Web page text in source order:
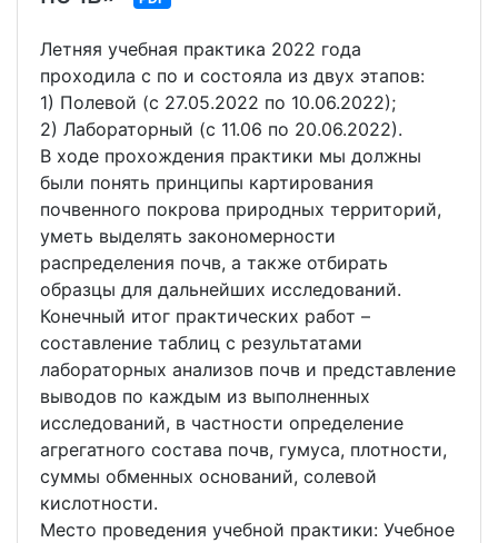
Летняя учебная практика 2022 года
проходила с по и состояла из двух этапов:
1) Полевой (с 27.05.2022 по 10.06.2022);
2) Лабораторный (с 11.06 по 20.06.2022).
В ходе прохождения практики мы должны
были понять принципы картирования
почвенного покрова природных территорий,
уметь выделять закономерности
распределения почв, а также отбирать
образцы для дальнейших исследований.
Конечный итог практических работ –
составление таблиц с результатами
лабораторных анализов почв и представление
выводов по каждым из выполненных
исследований, в частности определение
агрегатного состава почв, гумуса, плотности,
суммы обменных оснований, солевой
кислотности.
Место проведения учебной практики: Учебное